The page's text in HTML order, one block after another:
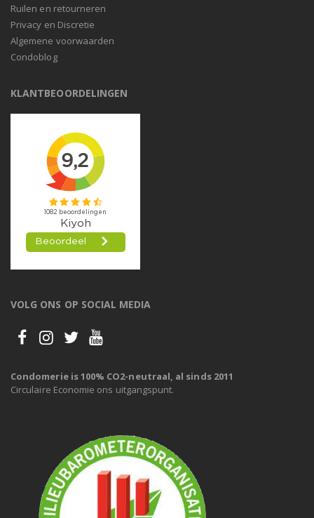
Ruilen en retourneren
Privacy en Discretie
Algemene voorwaarden
Condoblog
KLANTBEOORDELINGEN
VOLG ONS OP SOCIAL MEDIA
Condomerie is 100% CO2-neutraal, al sinds 2011
Circulaire Economie ons uitgangspunt.